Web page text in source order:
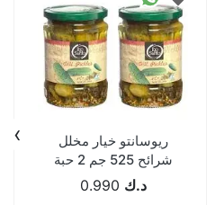
ريوسانتو خيار مخلل
شرائح 525 جم 2 حبة
د.ك 0.990
›